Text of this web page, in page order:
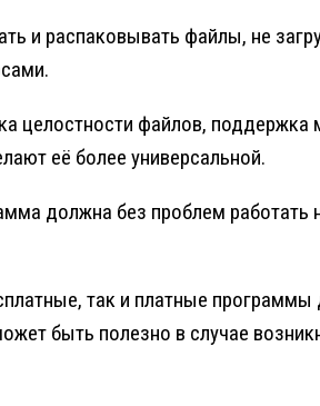
и распаковывать файлы, не
целостности файлов,
её более универсальной.
должна без проблем работать
так и платные программы
быть полезно в случае